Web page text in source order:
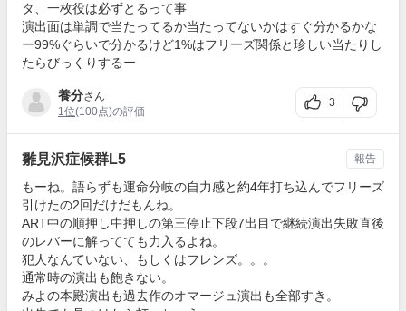
タ、一枚役は必ずとるって事
演出面は単調で当たってるか当たってないかはすぐ分かるかな
ー99%ぐらいで分かるけど1%はフリーズ関係と珍しい当たりし
たらびっくりするー
養分さん
1位(100点)の評価
3
雛見沢症候群L5
もーね。語らずも運命分岐の自力感と約4年打ち込んでフリーズ
引けたの2回だけだもんね。
ART中の順押し中押しの第三停止下段7出目で継続演出失敗直後
のレバーに解ってても力入るよね。
犯人なんていない、もしくはフレンズ。。。
通常時の演出も飽きない。
みよの本殿演出も過去作のオマージュ演出も全部すき。
報告